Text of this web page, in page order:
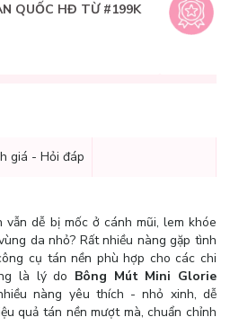
QUỐC HĐ TỪ #199K
giá - Hỏi đáp
dễ bị mốc ở cánh mũi, lem khóe
da nhỏ? Rất nhiều nàng gặp tình
cụ tán nền phù hợp cho các chi
là lý do Bông Mút Mini Glorie
nàng yêu thích - nhỏ xinh, dễ
quả tán nền mượt mà, chuẩn chỉnh